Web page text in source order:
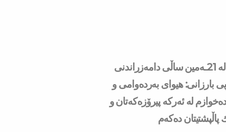
سه‌رۆك بارزانی له‌ 21ـه‌مین ساڵی دامەزراندنی
بارزانی: هیوای بەردەوامی و
لە ئەركە پیرۆزەكەتان و
پاڵپشتیتان دەكەم